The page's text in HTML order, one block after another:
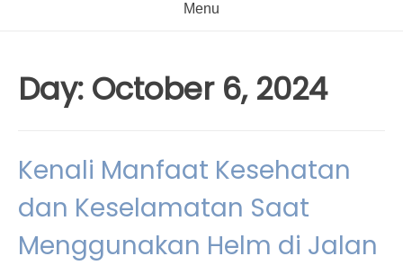
Menu
Day: October 6, 2024
Kenali Manfaat Kesehatan
dan Keselamatan Saat
Menggunakan Helm di Jalan